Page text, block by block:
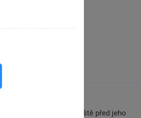
na ČSSZ ještě před jeho